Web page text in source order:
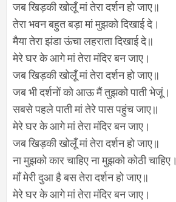
जब खिड़की खोलूँ मां तेरा दर्शन हो जाए॥
तेरा भवन बहुत बड़ा मां मुझको दिखाई दे।
मैया तेरा झंडा ऊंचा लहराता दिखाई दे॥
मेरे घर के आगे मां तेरा मंदिर बन जाए।
जब खिड़की खोलूँ मां तेरा दर्शन हो जाए॥
जब भी दर्शनों को आऊ मैं तुझको पाती भेजूं।
सबसे पहले पाती मां तेरे पास पहुंच जाए॥
मेरे घर के आगे मां तेरा मंदिर बन जाए।
जब खिड़की खोलूँ मां तेरा दर्शन हो जाए॥
ना मुझको कार चाहिए ना मुझको कोठी चाहिए।
माँ मेरी दुआ है बस तेरा दर्शन हो जाए॥
मेरे घर के आगे मां तेरा मंदिर बन जाए।